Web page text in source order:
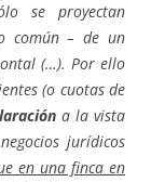
se proyectan
común – de un
(…). Por ello
(o cuotas de
a la vista
jurídicos
en una finca en